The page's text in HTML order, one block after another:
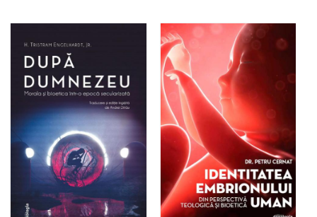
Adaugă în coș Adaugă în coș Wishlist